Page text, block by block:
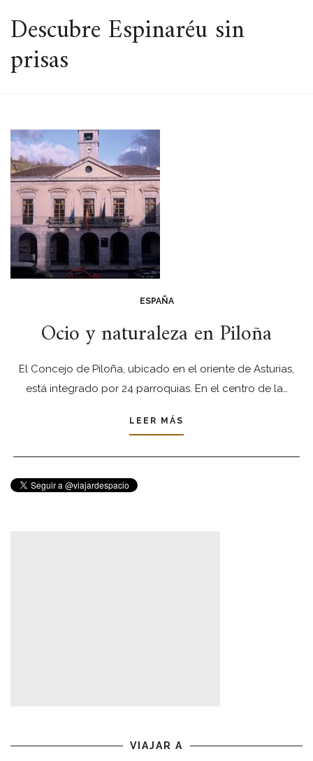
ESPACIO
Descubre Espinaréu sin
prisas
ESPAÑA
Ocio y naturaleza en Piloña
El Concejo de Piloña, ubicado en el oriente de Asturias,
está integrado por 24 parroquias. En el centro de la…
LEER MÁS
VIAJAR A